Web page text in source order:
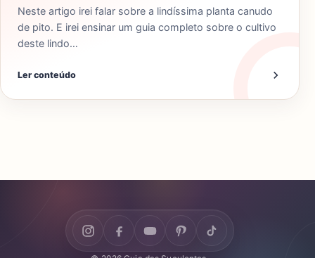
Neste artigo irei falar sobre a lindíssima planta canudo
de pito. E irei ensinar um guia completo sobre o cultivo
deste lindo…
Ler conteúdo